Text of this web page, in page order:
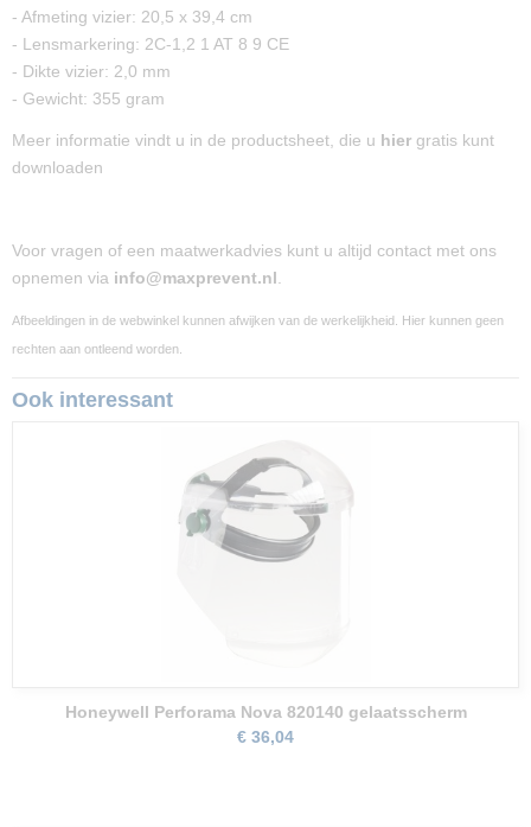
- Afmeting vizier: 20,5 x 39,4 cm
- Lensmarkering: 2C-1,2 1 AT 8 9 CE
- Dikte vizier: 2,0 mm
- Gewicht: 355 gram
Meer informatie vindt u in de productsheet, die u hier gratis kunt
downloaden
Voor vragen of een maatwerkadvies kunt u altijd contact met ons
opnemen via info@maxprevent.nl
Afbeeldingen in de webwinkel kunnen afwijken van de werkelijkheid. Hier kunnen geen
rechten aan ontleend worden.
Ook interessant
Honeywell Perforama Nova 820140 gelaatsscherm
€ 36,04